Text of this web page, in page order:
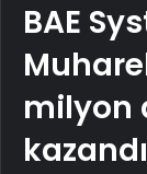
BAE
milyon
kazandı